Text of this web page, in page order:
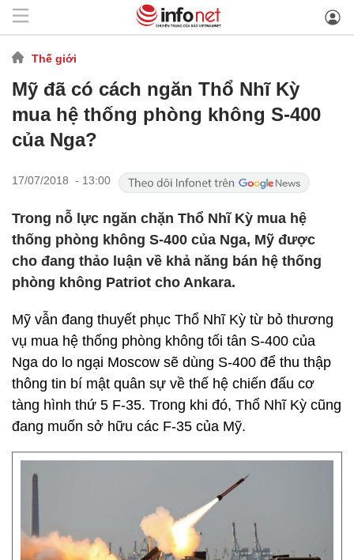
Thế giới
Mỹ đã có cách ngăn Thổ Nhĩ Kỳ
mua hệ thống phòng không S-400
của Nga?
17/07/2018 - 13:00
Trong nỗ lực ngăn chặn Thổ Nhĩ Kỳ mua hệ
thống phòng không S-400 của Nga, Mỹ được
cho đang thảo luận về khả năng bán hệ thống
phòng không Patriot cho Ankara.
Mỹ vẫn đang thuyết phục Thổ Nhĩ Kỳ từ bỏ thương
vụ mua hệ thống phòng không tối tân S-400 của
Nga do lo ngại Moscow sẽ dùng S-400 để thu thập
thông tin bí mật quân sự về thế hệ chiến đấu cơ
tàng hình thứ 5 F-35. Trong khi đó, Thổ Nhĩ Kỳ cũng
đang muốn sở hữu các F-35 của Mỹ.